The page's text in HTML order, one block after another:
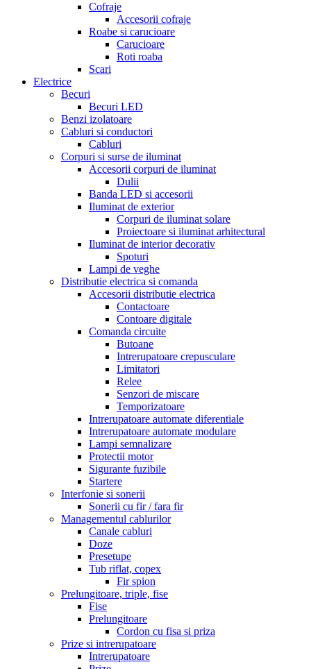
Cofraje
Accesorii cofraje
Roabe si carucioare
Carucioare
Roti roaba
Scari
Electrice
Becuri
Becuri LED
Benzi izolatoare
Cabluri si conductori
Cabluri
Corpuri si surse de iluminat
Accesorii corpuri de iluminat
Dulii
Banda LED si accesorii
Iluminat de exterior
Corpuri de iluminat solare
Proiectoare si iluminat arhitectural
Iluminat de interior decorativ
Spoturi
Lampi de veghe
Distributie electrica si comanda
Accesorii distributie electrica
Contactoare
Contoare digitale
Comanda circuite
Butoane
Intrerupatoare crepusculare
Limitatori
Relee
Senzori de miscare
Temporizatoare
Intrerupatoare automate diferentiale
Intrerupatoare automate modulare
Lampi semnalizare
Protectii motor
Sigurante fuzibile
Startere
Interfonie si sonerii
Sonerii cu fir / fara fir
Managementul cablurilor
Canale cabluri
Doze
Presetupe
Tub riflat, copex
Fir spion
Prelungitoare, triple, fise
Fise
Prelungitoare
Cordon cu fisa si priza
Prize si intrerupatoare
Intrerupatoare